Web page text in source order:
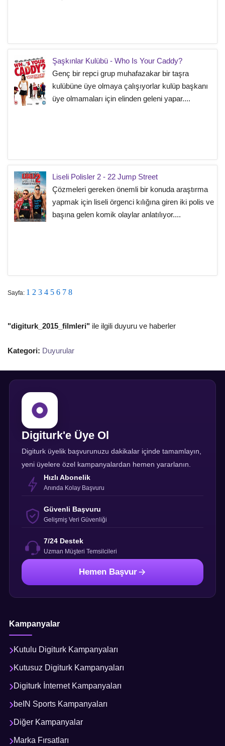
Şaşkınlar Kulübü - Who Is Your Caddy?
Genç bir repci grup muhafazakar bir taşra
kulübüne üye olmaya çalışıyorlar kulüp başkanı
üye olmamaları için elinden geleni yapar....
Liseli Polisler 2 - 22 Jump Street
Çözmeleri gereken önemli bir konuda araştırma
yapmak için liseli örgenci kılığına giren iki polis ve
başına gelen komik olaylar anlatılıyor....
Sayfa: 1 2 3 4 5 6 7 8
"digiturk_2015_filmleri" ile ilgili duyuru ve haberler
Kategori: Duyurular
Digiturk'e Üye Ol
Digiturk üyelik başvurunuzu dakikalar içinde tamamlayın,
yeni üyelere özel kampanyalardan hemen yararlanın.
Hızlı Abonelik
Anında Kolay Başvuru
Güvenli Başvuru
Gelişmiş Veri Güvenliği
7/24 Destek
Uzman Müşteri Temsilcileri
Hemen Başvur
Kampanyalar
Kutulu Digiturk Kampanyaları
Kutusuz Digiturk Kampanyaları
Digiturk İnternet Kampanyaları
beIN Sports Kampanyaları
Diğer Kampanyalar
Marka Fırsatları